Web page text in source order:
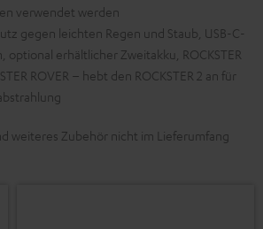
verwendet werden
gegen leichten Regen und Staub, USB-C-
optional erhältlicher Zweitakku, ROCKSTER
ROVER – hebt den ROCKSTER 2 an für
weiteres Zubehör nicht im Lieferumfang